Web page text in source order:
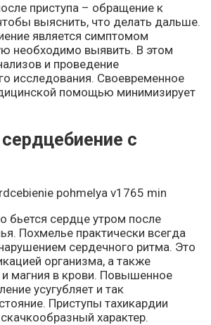
приступа – обращение к
выяснить, что делать дальше.
является симптомом
необходимо выявить. В этом
и проведение
исследования. Своевременное
помощью минимизирует
с
бьется сердце утром после
Похмелье практически всегда
сердечного ритма. Это
организма, а также
магния в крови. Повышенное
усугубляет и так
Приступы тахикардии
характер.